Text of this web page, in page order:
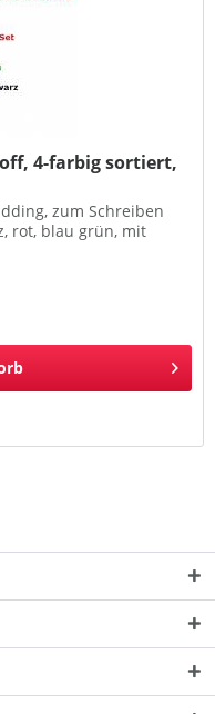
4-farbig sortiert,
zum Schreiben
rot, blau grün, mit